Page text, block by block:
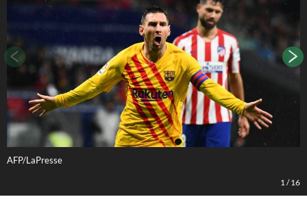
AFP/LaPresse
1 /16